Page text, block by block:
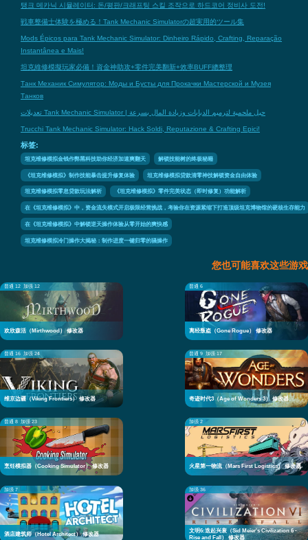
탱크 메카닉 시뮬레이터: 돈/평판/크래프팅 스킬 조작으로 하드코어 정비사 도전!
戦車整備士体験を極める！Tank Mechanic Simulatorの超実用的ツール集
Mods Épicos para Tank Mechanic Simulator: Dinheiro Rápido, Crafting, Reparação
Instantânea e Mais!
坦克維修模擬玩家必備！資金神助攻+零件完美翻新+效率BUFF總整理
Танк Механик Симулятор: Моды и Бусты для Прокачки Мастерской и Музея
Танков
تعديلات Tank Mechanic Simulator | حيل ملحمية لترميم الدبابات وزيادة المال بسرعة
Trucchi Tank Mechanic Simulator: Hack Soldi, Reputazione & Crafting Epici!
标签:
坦克维修模拟金钱作弊黑科技助你经济加速爽翻天 解锁技能树的终极秘籍
《坦克维修模拟》制作技能暴击提升修复体验 坦克维修模拟贷款清零神技解锁资金自由体验
坦克维修模拟零息贷款玩法解析 《坦克维修模拟》零件完美状态（即时修复）功能解析
在《坦克维修模拟》中，资金流失模式开启极限经营挑战，考验你在资源紧缩下打造顶级坦克博物馆的硬核生存能力
在《坦克维修模拟》中解锁逆天操作体验从零开始的爽快感
坦克维修模拟冷门操作大揭秘：制作进度一键归零的骚操作
您也可能喜欢这些游戏
普通 12 加强 12
欢欣森活（Mirthwood） 修改器
普通 6
离经叛盗（Gone Rogue） 修改器
普通 16 加强 24
维京边疆（Viking Frontiers） 修改器
普通 9 加强 17
奇迹时代3（Age of Wonders 3） 修改器
普通 8 加强 23
烹饪模拟器（Cooking Simulator） 修改器
加强 2
火星第一物流（Mars First Logistics） 修改器
加强 7
酒店建筑师（Hotel Architect） 修改器
加强 36
文明6:迭起兴衰（Sid Meier's Civilization 6 -
Rise and Fall） 修改器